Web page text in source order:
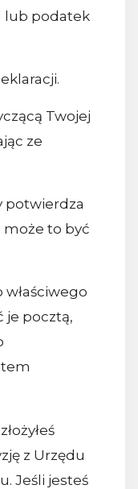
lub podatek
Twojej
ze
potwierdza
to być
je pocztą,
z Urzędu
Jeśli jesteś